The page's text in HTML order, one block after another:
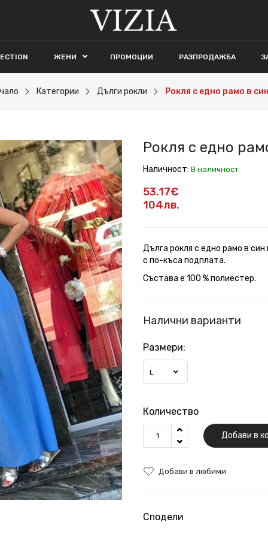
ЖЕНИ ПРОМОЦИИ РАЗПРОДАЖБА
Категории Дълги рокли Рокля с едно рамо в
Рокля с едно
Наличност: В наличност
53.17€
104лв.
Дълга рокля с едно рамо в
с по-къса подплата.
Състава е 100 % полиестер.
Налични варианти
Размери:
L
Количество
Добави в
Добави в любими
Сподели